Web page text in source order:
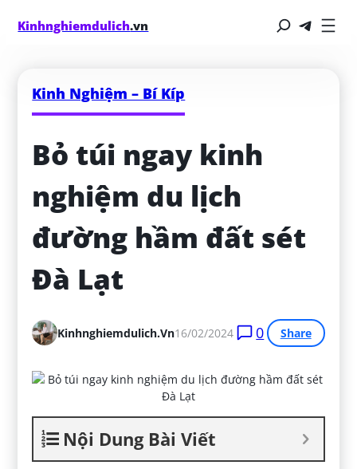
Kinhnghiemdulich.vn
Kinh Nghiệm – Bí Kíp
Bỏ túi ngay kinh
nghiệm du lịch
đường hầm đất sét
Đà Lạt
Kinhnghiemdulich.vn16/02/2024 0 Share
Nội Dung Bài Viết